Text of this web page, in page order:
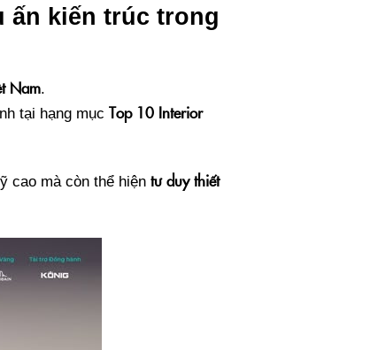
ấn kiến trúc trong
Nam.
tại hạng mụcTop 10 Interior
cao mà còn thể hiệntư duy thiết